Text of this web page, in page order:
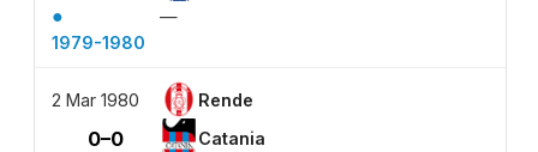
●
—
1979-1980
2 Mar 1980 Rende
0–0 Catania